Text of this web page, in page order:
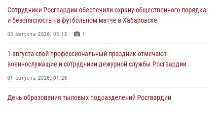
Сотрудники Росгвардии обеспечили охрану общественного порядка
и безопасность на футбольном матче в Хабаровске
03 августа 2026, 03:13 1
1 августа свой профессиональный праздник отмечают
военнослужащие и сотрудники дежурной службы Росгвардии
01 августа 2026, 01:28
День образования тыловых подразделений Росгвардии